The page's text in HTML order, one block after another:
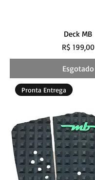
Deck MB
Preço
R$ 199,00
Esgotado
Pronta Entrega